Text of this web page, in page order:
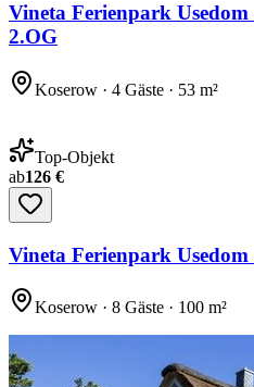
Vineta Ferienpark
2.OG
Koserow · 4 Gäste · 53 m²
Top-Objekt
ab126 €
Vineta Ferienpark
Koserow · 8 Gäste · 100 m²